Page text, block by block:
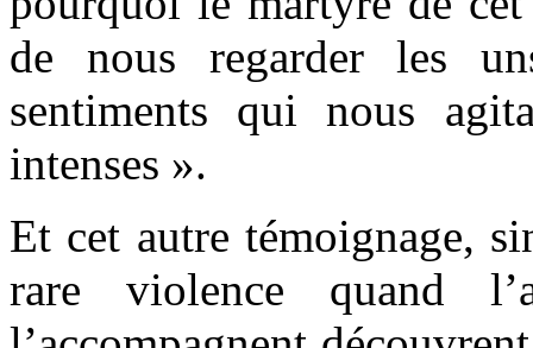
de nous regarder les
sentiments qui nous
intenses ».
Et cet autre témoignage,
rare violence quand